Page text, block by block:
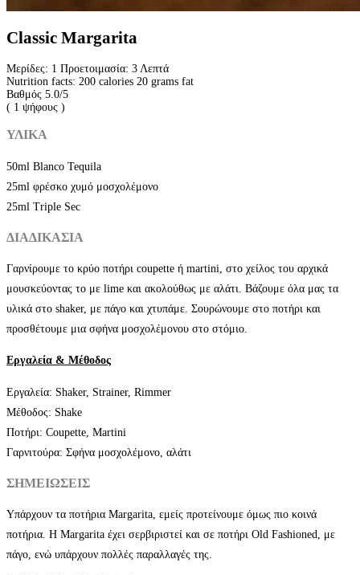
Classic Margarita
Μερίδες: 1 Προετοιμασία: 3 Λεπτά
Nutrition facts: 200 calories 20 grams fat
Βαθμός 5.0/5
( 1 ψήφους )
ΥΛΙΚΑ
50ml Blanco Tequila
25ml φρέσκο χυμό μοσχολέμονο
25ml Triple Sec
ΔΙΑΔΙΚΑΣΙΑ
Γαρνίρουμε το κρύο ποτήρι coupette ή martini, στο χείλος του αρχικά
μουσκεύοντας το με lime και ακολούθως με αλάτι. Βάζουμε όλα μας τα
υλικά στο shaker, με πάγο και χτυπάμε. Σουρώνουμε στο ποτήρι και
προσθέτουμε μια σφήνα μοσχολέμονου στο στόμιο.
Εργαλεία & Μέθοδος
Εργαλεία: Shaker, Strainer, Rimmer
Μέθοδος: Shake
Ποτήρι: Coupette, Martini
Γαρνιτούρα: Σφήνα μοσχολέμονο, αλάτι
ΣΗΜΕΙΩΣΕΙΣ
Υπάρχουν τα ποτήρια Margarita, εμείς προτείνουμε όμως πιο κοινά
ποτήρια. Η Margarita έχει σερβιριστεί και σε ποτήρι Old Fashioned, με
πάγο, ενώ υπάρχουν πολλές παραλλαγές της.